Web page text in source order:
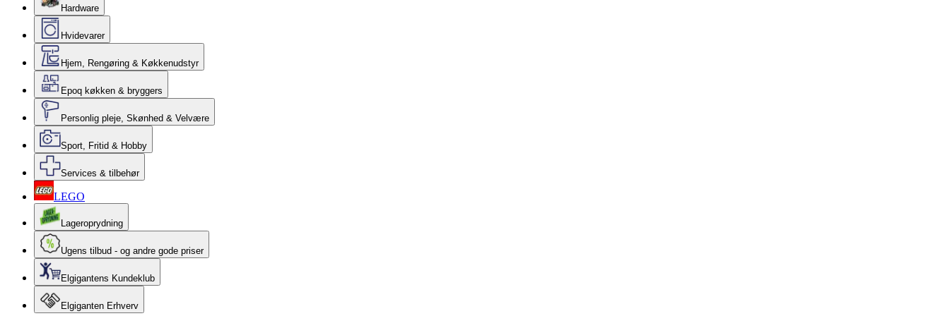
Hardware
Hvidevarer
Hjem, Rengøring & Køkkenudstyr
Epoq køkken & bryggers
Personlig pleje, Skønhed & Velvære
Sport, Fritid & Hobby
Services & tilbehør
LEGO
Lageroprydning
Ugens tilbud - og andre gode priser
Elgigantens Kundeklub
Elgiganten Erhverv